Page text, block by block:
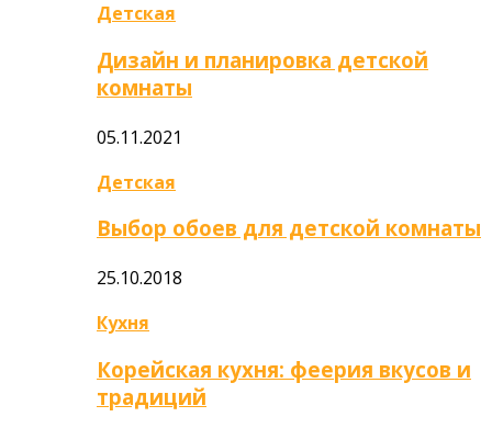
Детская
Дизайн и планировка детской
комнаты
05.11.2021
Детская
Выбор обоев для детской комнаты
25.10.2018
Кухня
Корейская кухня: феерия вкусов и
традиций